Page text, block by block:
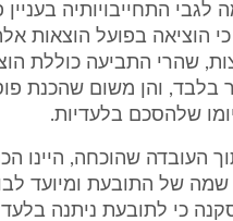
לגבי התחייבויותיה
הוציאה בפועל הוצאות
שהרי התביעה כוללת
דולר בלבד, והן משום שהכנת
שלהסכם בלעדיות.
העובדה שהוכחה, היינו
של התובעת ומיועד
כי לתובעת ניתנה